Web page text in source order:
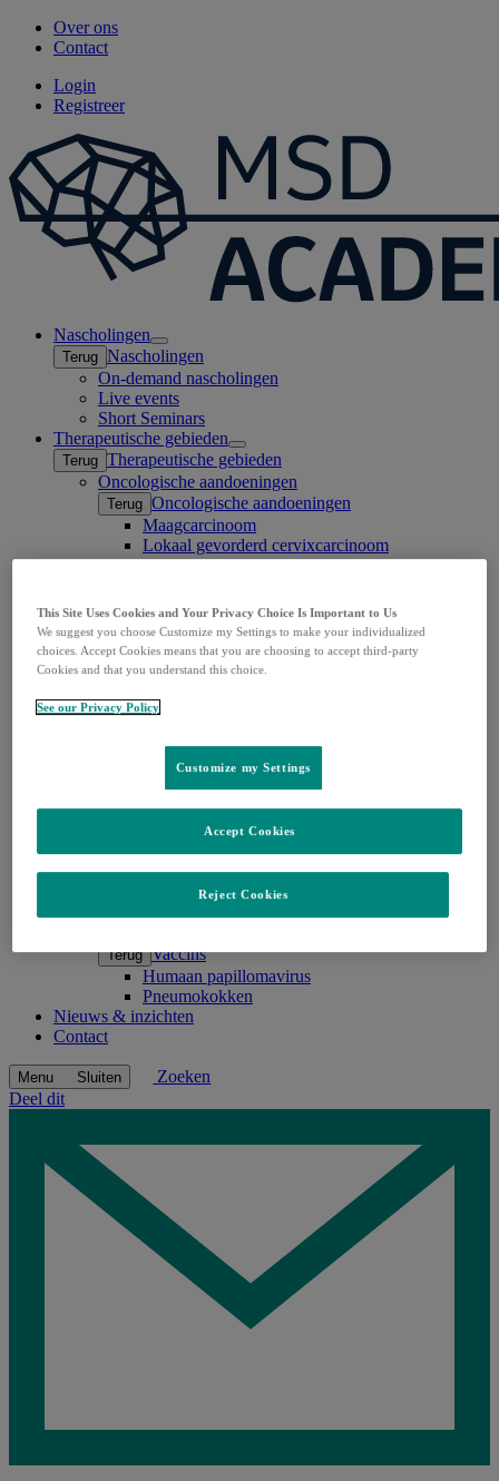
Over ons
Contact
Login
Registreer
Nascholingen
Open
submenu
Terug Nascholingen
On-demand nascholingen
Live events
Short Seminars
Therapeutische gebieden
Open
submenu
Terug Therapeutische gebieden
Oncologische aandoeningen
Terug Oncologische aandoeningen
Maagcarcinoom
Lokaal gevorderd cervixcarcinoom
Lokaal gevorderd hoofd-
Niercelcarcinoom
Longcarcinoom
Maligne Pleuraal Mesothelioom (MPM)
Mammacarcinoom
Von Hippel-Lindau ziekte
Urotheelcarcinoom
Chronische ziekten
Chronische ziekten
Chronische hoest
Pulmonale hypertensie
Terug Infectieziekten
Hiv-infectie
Terug Vaccins
Humaan papillomavirus
Pneumokokken
Nieuws & inzichten
Contact
Menu Sluiten
Zoeken
Deel dit
This Site Uses Cookies and Your Privacy Choice Is Important to Us
We suggest you choose Customize my Settings to make your individualized
choices. Accept Cookies means that you are choosing to accept third-party
Cookies and that you understand this choice.
See our Privacy Policy
Customize my Settings
Reject Cookies
Accept Cookies